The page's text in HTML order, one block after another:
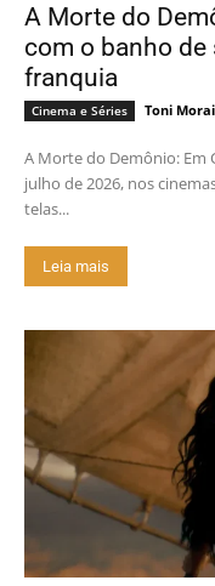
A Morte do
com o banho
franquia
Cinema e Séries Toni
A Morte do Demônio: Em
julho de 2026, nos
telas...
Leia mais